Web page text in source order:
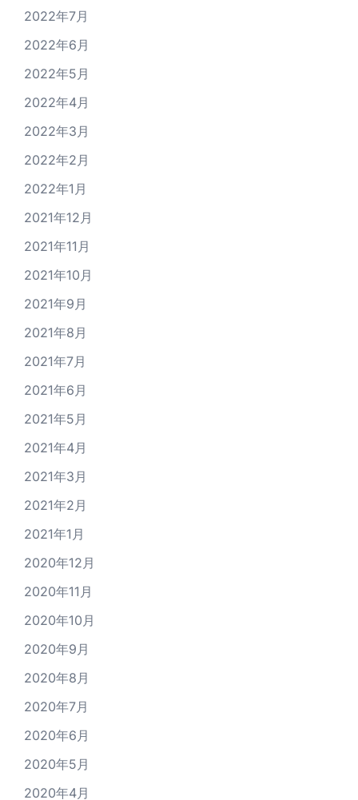
2022年7月
2022年6月
2022年5月
2022年4月
2022年3月
2022年2月
2022年1月
2021年12月
2021年11月
2021年10月
2021年9月
2021年8月
2021年7月
2021年6月
2021年5月
2021年4月
2021年3月
2021年2月
2021年1月
2020年12月
2020年11月
2020年10月
2020年9月
2020年8月
2020年7月
2020年6月
2020年5月
2020年4月